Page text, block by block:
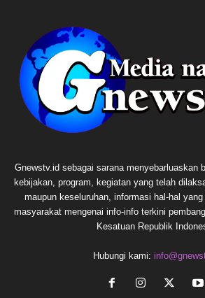
Gnewstv.id sebagai sarana menyebarluaskan
kebijakan, program, kegiatan yang telah
maupun keseluruhan, informasi hal-hal
masyarakat mengenai info-info terkini
Kesatuan Republik
Hubungi kami: